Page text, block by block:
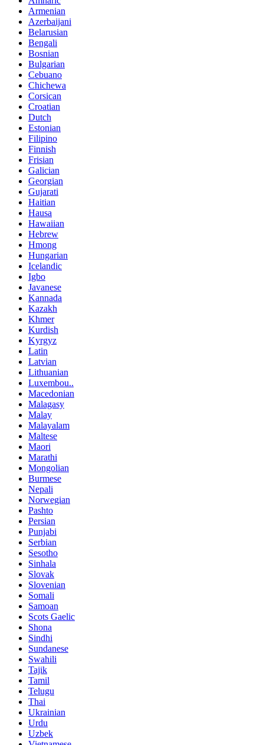
Armenian
Azerbaijani
Belarusian
Bengali
Bosnian
Bulgarian
Cebuano
Chichewa
Corsican
Croatian
Dutch
Estonian
Filipino
Finnish
Frisian
Galician
Georgian
Gujarati
Haitian
Hausa
Hawaiian
Hebrew
Hmong
Hungarian
Icelandic
Igbo
Javanese
Kannada
Kazakh
Khmer
Kurdish
Kyrgyz
Latin
Latvian
Lithuanian
Luxembou..
Macedonian
Malagasy
Malay
Malayalam
Maltese
Maori
Marathi
Mongolian
Burmese
Nepali
Norwegian
Pashto
Persian
Punjabi
Serbian
Sesotho
Sinhala
Slovak
Slovenian
Somali
Samoan
Scots Gaelic
Shona
Sindhi
Sundanese
Swahili
Tajik
Tamil
Telugu
Thai
Ukrainian
Urdu
Uzbek